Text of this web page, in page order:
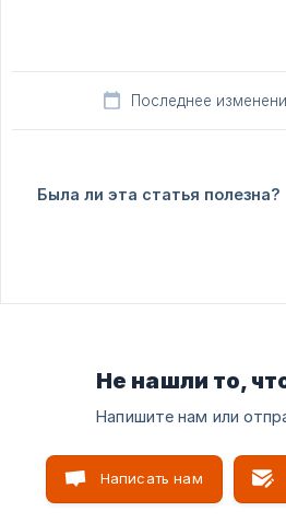
Последнее
Была ли эта статья полезна?
Не нашли то,
Напишите нам или
Написать нам